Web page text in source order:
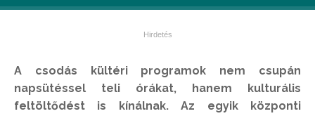
A csodás kültéri programok nem csupán
napsütéssel teli órákat, hanem kulturális
feltöltődést is kínálnak. Az egyik központi